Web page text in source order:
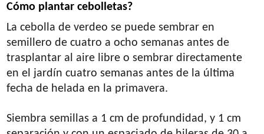
Cómo plantar cebolletas?
La cebolla de verdeo se puede sembrar en
semillero de cuatro a ocho semanas antes de
trasplantar al aire libre o sembrar directamente
en el jardín cuatro semanas antes de la última
fecha de helada en la primavera.
Siembra semillas a 1 cm de profundidad, y 1 cm